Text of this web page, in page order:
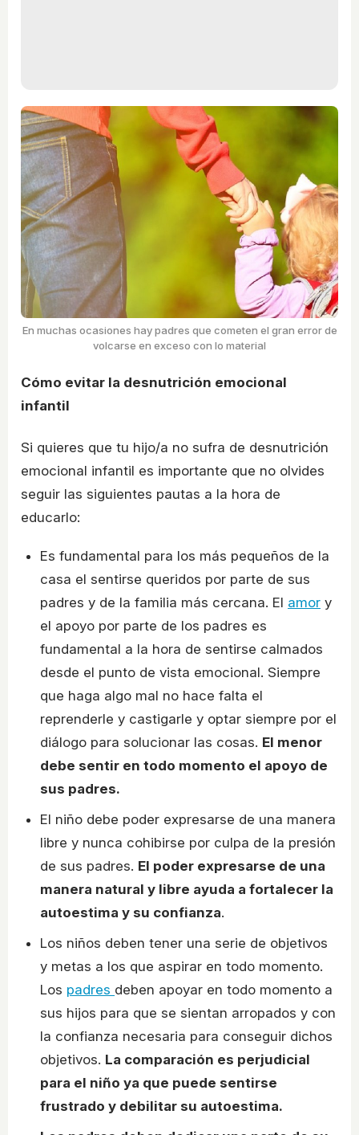
En muchas ocasiones hay padres que cometen el gran error de
volcarse en exceso con lo material
Cómo evitar la desnutrición emocional
infantil
Si quieres que tu hijo/a no sufra de desnutrición
emocional infantil es importante que no olvides
seguir las siguientes pautas a la hora de
educarlo:
Es fundamental para los más pequeños de la
casa el sentirse queridos por parte de sus
padres y de la familia más cercana. El amor y
el apoyo por parte de los padres es
fundamental a la hora de sentirse calmados
desde el punto de vista emocional. Siempre
que haga algo mal no hace falta el
reprenderle y castigarle y optar siempre por el
diálogo para solucionar las cosas. El menor
debe sentir en todo momento el apoyo de
sus padres.
El niño debe poder expresarse de una manera
libre y nunca cohibirse por culpa de la presión
de sus padres. El poder expresarse de una
manera natural y libre ayuda a fortalecer la
autoestima y su confianza.
Los niños deben tener una serie de objetivos
y metas a los que aspirar en todo momento.
Los padres deben apoyar en todo momento a
sus hijos para que se sientan arropados y con
la confianza necesaria para conseguir dichos
objetivos. La comparación es perjudicial
para el niño ya que puede sentirse
frustrado y debilitar su autoestima.